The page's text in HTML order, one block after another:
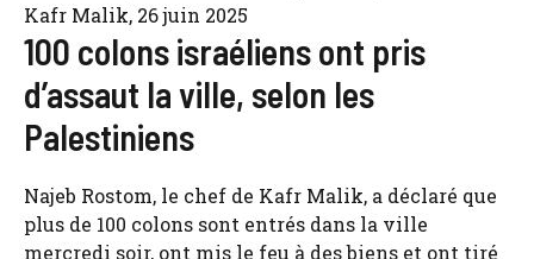
Kafr Malik, 26 juin 2025
100 colons israéliens ont pris
d’assaut la ville, selon les
Palestiniens
Najeb Rostom, le chef de Kafr Malik, a déclaré que
plus de 100 colons sont entrés dans la ville
mercredi soir, ont mis le feu à des biens et ont tiré